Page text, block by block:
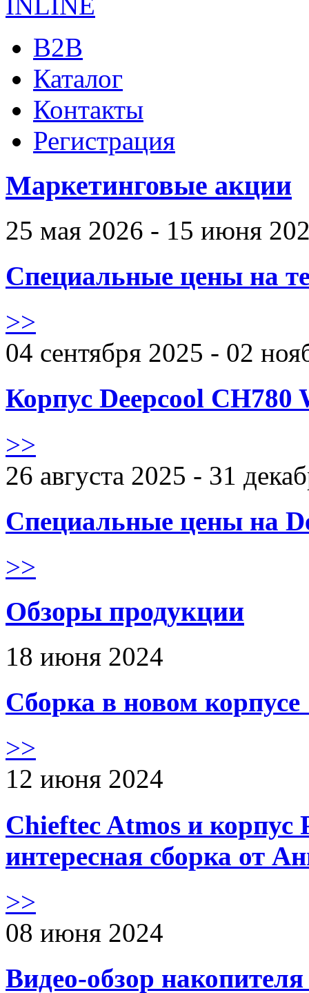
B2B
Каталог
Контакты
Регистрация
Маркетинговые акции
25 мая 2026 - 15 июня
Специальные цены на
>>
04 сентября 2025 - 02
Корпус Deepcool CH780
>>
26 августа 2025 - 31
Специальные цены на
>>
Обзоры продукции
18 июня 2024
Сборка в новом
>>
12 июня 2024
Chieftec Atmos и корпус
интересная сборка от
>>
08 июня 2024
Видео-обзор